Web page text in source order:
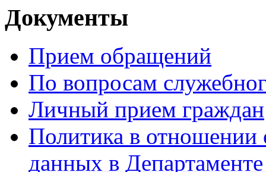
Документы
Прием обращений
По вопросам
Личный прием граждан
Политика в отношении
данных в